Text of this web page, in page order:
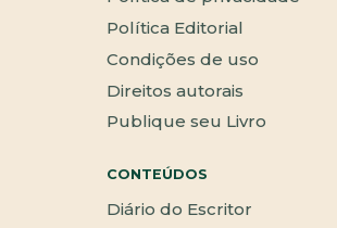
Política Editorial
Condições de uso
Direitos autorais
Publique seu Livro
CONTEÚDOS
Diário do Escritor